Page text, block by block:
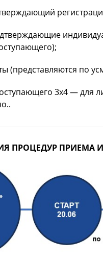
(представляются по
3х4 — для
ПРОЦЕДУР ПРИЕМА